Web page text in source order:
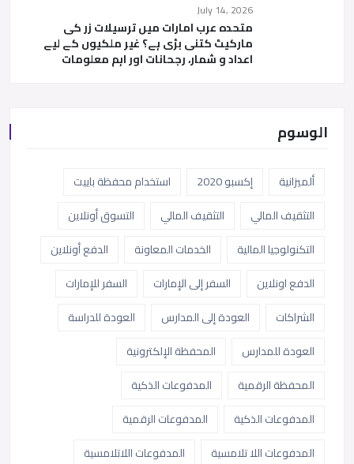
July 14, 2026
متحدہ عرب امارات میں ترسیلات زر کی
مارکیٹ کتنی بڑی ہے؟ غیر ملکیوں کے لیے
اعداد و شمار، رجحانات اور اہم معلومات
الوسوم
ألميزانية إكسبو 2020
استخدام محفظة باييت
التثقيف المالي
التثقيف المالي
التسوق أونلاين
التكنولوجيا المالية
الخدمات المعاونة
الدفع أونلاين
الدفع اونلاين
السفر إلى الإمارات
السفر للإمارات
الشراكات
العودة إلى المدارس
العودة للدراسة
العودة للمدارس
المحفظة الإلكترونية
المحفظة الرقمية
المدفوعات الذكية
المدفوعات الذكية
المدفوعات الرقمية
المدفوعات اللا تلامسية
المدفوعات اللاتلامسية